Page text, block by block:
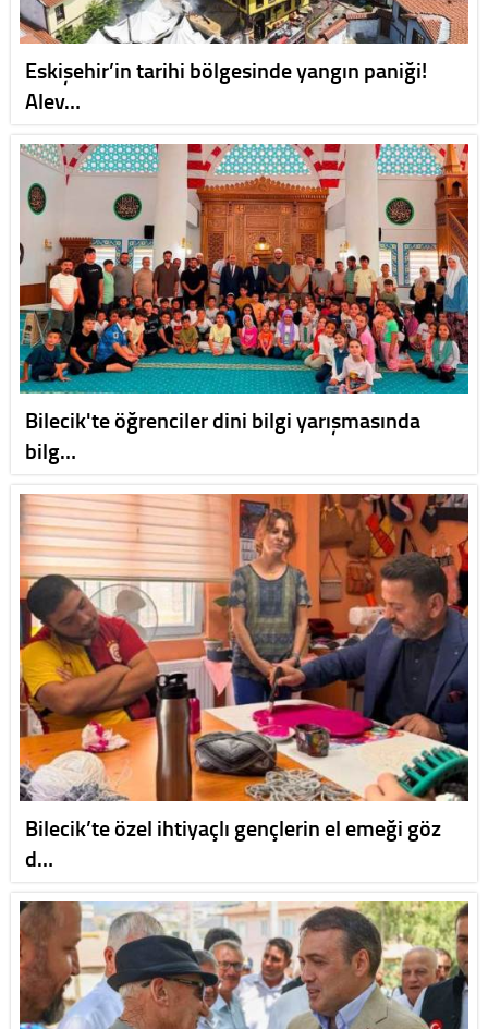
Eskişehir’in tarihi bölgesinde yangın paniği!
Alev…
Bilecik'te öğrenciler dini bilgi yarışmasında
bilg…
Bilecik’te özel ihtiyaçlı gençlerin el emeği göz
d…